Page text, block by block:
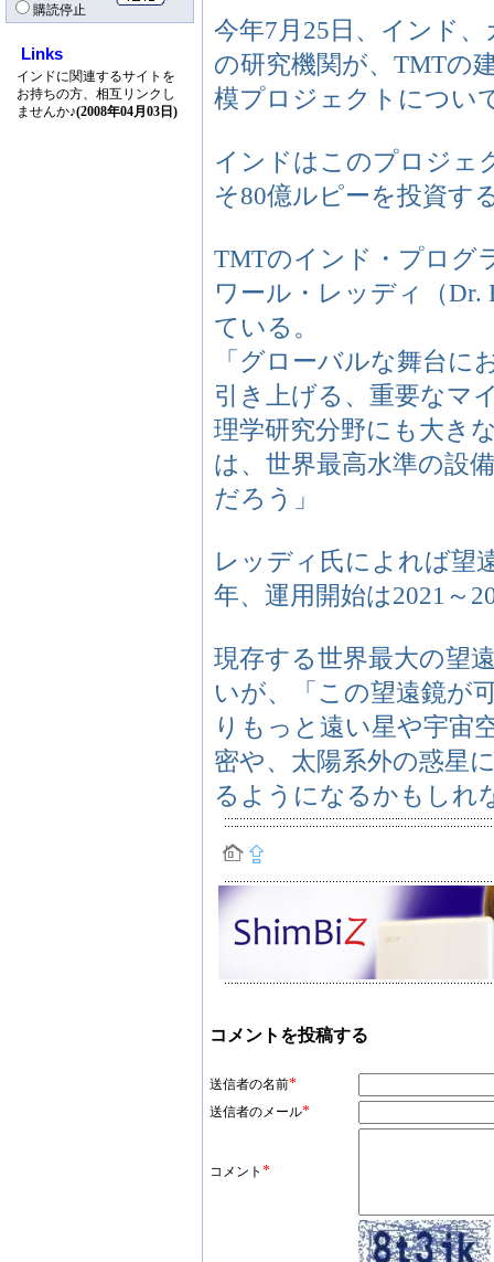
購読停止
Links
インドに関連するサイトを
お持ちの方、相互リンクし
ませんか♪(2008年04月03日)
今年7月25日、インド
の研究機関が、TMTの
模プロジェクトについ
インドはこのプロジェ
そ80億ルピーを投資す
TMTのインド・プログ
ワール・レッディ（Dr.
ている。
「グローバルな舞台に
引き上げる、重要なマ
理学研究分野にも大き
は、世界最高水準の設
だろう」
レッディ氏によれば望
年、運用開始は2021～
現存する世界最大の望
いが、「この望遠鏡が
りもっと遠い星や宇宙
密や、太陽系外の惑星
るようになるかもしれ
コメントを投稿する
送信者の名前*
送信者のメール*
コメント *